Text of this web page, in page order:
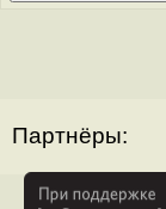
Партнёры: